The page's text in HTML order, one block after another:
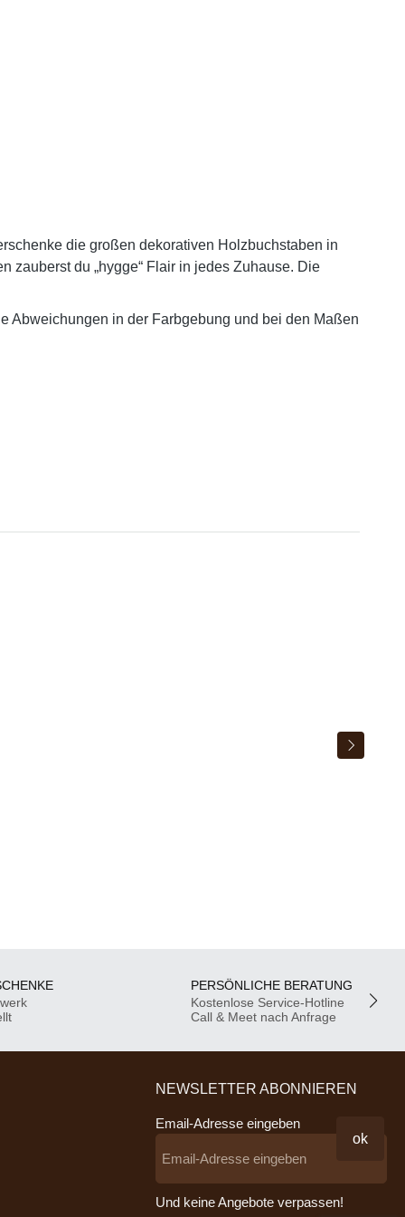
die großen dekorativen Holzbuchstaben in
zauberst du „hygge“ Flair in jedes Zuhause. Die
Abweichungen in der Farbgebung und bei den Maßen
PERSÖNLICHE BERATUNG
Kostenlose Service-Hotline
Call & Meet nach Anfrage
NEWSLETTER ABONNIEREN
Email-Adresse eingeben
ok
Und keine Angebote verpassen!